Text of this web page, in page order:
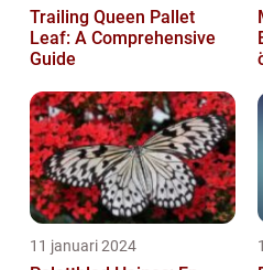
Trailing Queen Pallet
Leaf: A Comprehensive
Guide
11 januari 2024